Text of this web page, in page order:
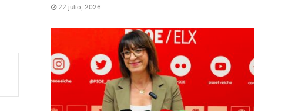
22 julio, 2026